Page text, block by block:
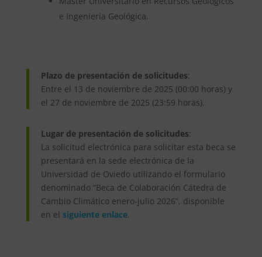
e Ingeniería Geológica.
Plazo de presentación de solicitudes:
Entre el 13 de noviembre de 2025 (00:00 horas) y
el 27 de noviembre de 2025 (23:59 horas).
Lugar de presentación de solicitudes:
La solicitud electrónica para solicitar esta beca se
presentará en la sede electrónica de la
Universidad de Oviedo utilizando el formulario
denominado “Beca de Colaboración Cátedra de
Cambio Climático enero-julio 2026”, disponible
en el siguiente enlace.